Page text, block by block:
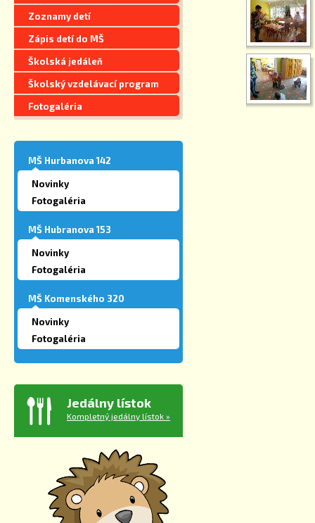
Zoznamy detí
Zápis detí do MŠ
Školská jedáleň
Školský vzdelávací program
Fotogaléria
MŠ Hurbanova 142
Novinky
Fotogaléria
MŠ Hubranova 153
Novinky
Fotogaléria
MŠ Komenského 320
Novinky
Fotogaléria
Jedálny lístok
Kompletný jedálny lístok »